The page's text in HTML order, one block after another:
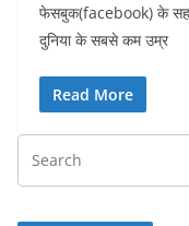
फेसबुक(facebook) के
दुनिया के सबसे कम उम्र
Read More